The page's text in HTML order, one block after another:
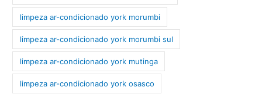
limpeza ar-condicionado york morumbi
limpeza ar-condicionado york morumbi sul
limpeza ar-condicionado york mutinga
limpeza ar-condicionado york osasco